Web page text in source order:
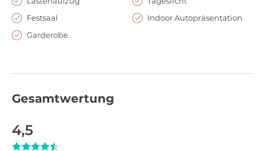
Festsaal
Indoor Autopräsentation
Garderobe
Gesamtwertung
4,5